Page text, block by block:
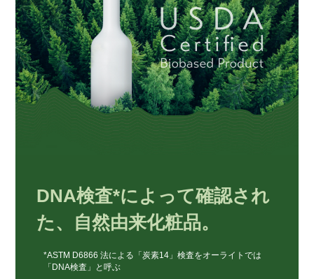
DNA検査*によって確認され
た、自然由来化粧品。
*ASTM D6866 法による「炭素14」検査をオーライトでは
「DNA検査」と呼ぶ